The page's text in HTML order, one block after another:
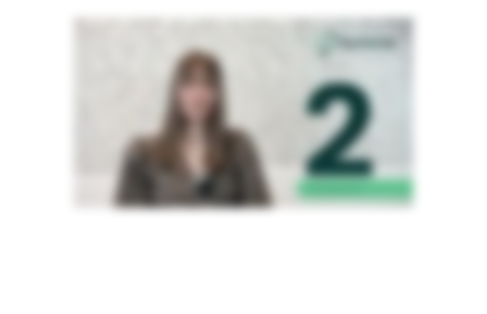
skabe overblik over jeres stoffer og produkter samt de behov, I har. Når I skal supplere, er det vigtigt at vide, hvilke produkter I har, og
overblik. Når I er så langt, kan I begynde at prioritere, så I for eksempel starter med de produkter eller processer, der medfører størst
far. I trin to kan I begynde at søge efter alternativer. Når I har lavet en prioriteret liste, kan I begynde at afsøge hvilke alternativer, der
findes til de produkter, I skal studiere. Her er det vigtigt at vide, hvilke funktioner produkterne har, og I bør også have afklaret, hvor
mange ressourcer I vil bruge på processen. Og ikke mindst bør I have styr på, hvilke kriterier de nye produkter skal leve op til. Trin tre
handler om at vurdere, sammenligne og vælge jeres alternativer. Når I har udvalgt mulige alternativer, skal I sammenligne dem ud fra
de kriterier, I har opsat. Det kan for eksempel handle om produktets færdighed og sundhedsrisici eller udfordringer ved produktet.
Når I har lavet den vurdering, kan I foretage jeres valg. I trin fire skal I I gang med at afprøve og gennemføre substitutionen. I skal teste
de alternativer, I har fundet for at sikre, at I har valgt det rigtige. Når I har testet og fået et godt resultat, skal I implementere det nye
produkt. Her bør I lægge en plan for, hvem der skal informeres, og hvordan I kommunikerer ændringer. Og det sidste trin er så at få
informeret alle de nødvendige parter. På vores hjemmeside kan du finde forskellige ressourcer om supervision og læse mere om,